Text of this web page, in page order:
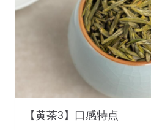
【黄茶3】口感特点